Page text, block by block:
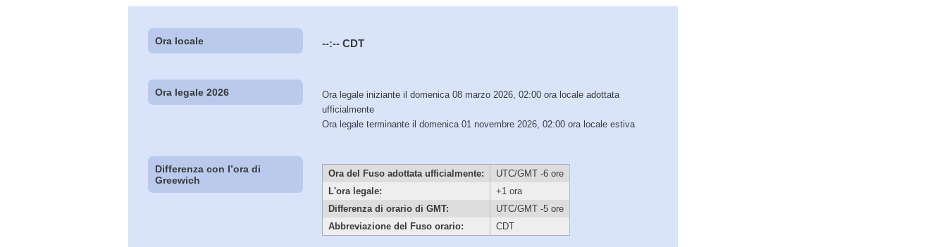
Ora locale --:-- CDT
Ora legale 2026
Ora legale iniziante il domenica 08 marzo 2026, 02:00 ora locale adottata
ufficialmente
Ora legale terminante il domenica 01 novembre 2026, 02:00 ora locale estiva
Differenza con l’ora di
Greewich
Ora del Fuso adottata ufficialmente:
UTC/GMT -6 ore
L'ora legale:
+1 ora
Differenza di orario di GMT:
UTC/GMT -5 ore
Abbreviazione del Fuso orario:
CDT